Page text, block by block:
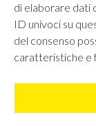
di elaborare dati
ID univoci su
del consenso
caratteristiche e
REGOLAMENTO
CONTATTACI